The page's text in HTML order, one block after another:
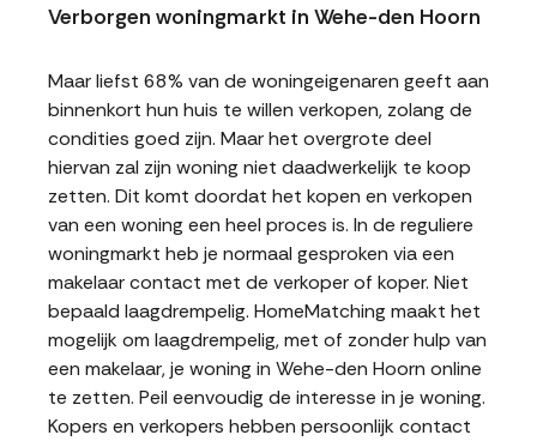
Verborgen woningmarkt in Wehe-den Hoorn
Maar liefst 68% van de woningeigenaren geeft aan
binnenkort hun huis te willen verkopen, zolang de
condities goed zijn. Maar het overgrote deel
hiervan zal zijn woning niet daadwerkelijk te koop
zetten. Dit komt doordat het kopen en verkopen
van een woning een heel proces is. In de reguliere
woningmarkt heb je normaal gesproken via een
makelaar contact met de verkoper of koper. Niet
bepaald laagdrempelig. HomeMatching maakt het
mogelijk om laagdrempelig, met of zonder hulp van
een makelaar, je woning in Wehe-den Hoorn online
te zetten. Peil eenvoudig de interesse in je woning.
Kopers en verkopers hebben persoonlijk contact